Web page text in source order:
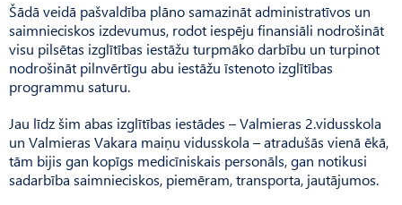
Šādā veidā pašvaldība plāno samazināt administratīvos un
saimnieciskos izdevumus, rodot iespēju finansiāli nodrošināt
visu pilsētas izglītības iestāžu turpmāko darbību un turpinot
nodrošināt pilnvērtīgu abu iestāžu īstenoto izglītības
programmu saturu.
Jau līdz šim abas izglītības iestādes – Valmieras 2.vidusskola
un Valmieras Vakara maiņu vidusskola – atradušās vienā ēkā,
tām bijis gan kopīgs medicīniskais personāls, gan notikusi
sadarbība saimnieciskos, piemēram, transporta, jautājumos.